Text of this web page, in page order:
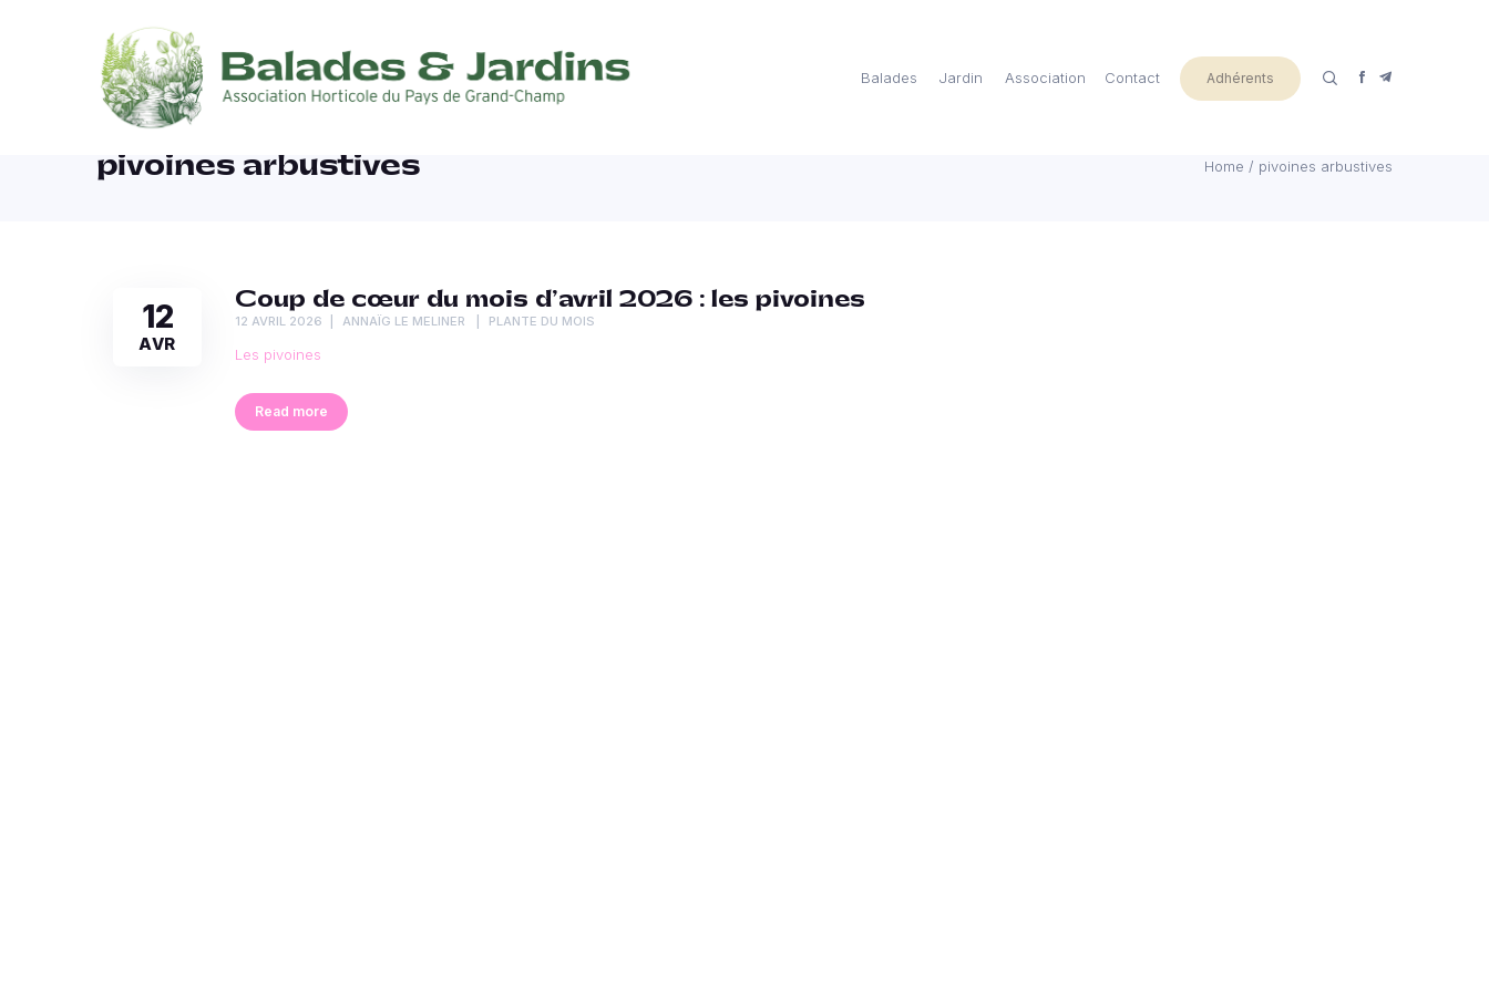
Balades Jardin Association Adhérents
Contact
pivoines arbustives Home / pivoines arbustives
12
AVR
Coup de cœur du mois d’avril 2026 : les pivoines
12 AVRIL 2026 ANNAÏG LE MELINER PLANTE DU MOIS
Les pivoines
Read more